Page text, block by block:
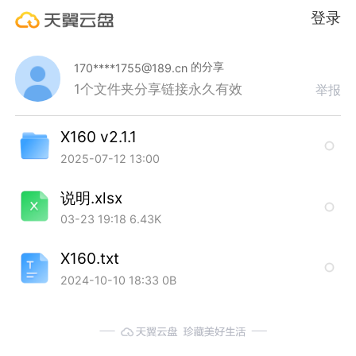
登录
170****1755@189.cn 的分享
1个文件夹分享链接永久有效 举报
X160 v2.1.1
2025-07-12 13:00
说明.xlsx
03-23 19:18 6.43K
X160.txt
2024-10-10 18:33 0B